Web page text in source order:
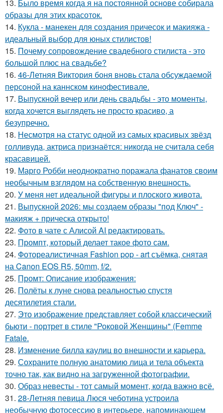
13. Было время когда я на постоянной основе собирала
образы для этих красоток.
14. Кукла - манекен для создания причесок и макияжа -
идеальный выбор для юных стилистов!
15. Почему сопровождение свадебного стилиста - это
большой плюс на свадьбе?
16. 46-Летняя Виктория боня вновь стала обсуждаемой
персоной на каннском кинофестивале.
17. Выпускной вечер или день свадьбы - это моменты,
когда хочется выглядеть не просто красиво, а
безупречно.
18. Несмотря на статус одной из самых красивых звёзд
голливуда, актриса признаётся: никогда не считала себя
красавицей.
19. Марго Робби неоднократно поражала фанатов своим
необычным взглядом на собственную внешность.
20. У меня нет идеальной фигуры и плоского живота.
21. Выпускной 2026: мы создаем образы "под Ключ" -
макияж + прическа открыто!
22. Фото в чате с Алисой AI редактировать.
23. Промпт, который делает такое фото сам.
24. Фотореалистичная Fashion pop - art съёмка, снятая
на Canon EOS R5, 50mm, f/2.
25. Промт: Описание изображения:
26. Полёты к луне снова реальностью спустя
десятилетия стали.
27. Это изображение представляет собой классический
бьюти - портрет в стиле "Роковой Женщины" (Femme
Fatale.
28. Изменение билла каулиц во внешности и карьера.
29. Сохраните полную анатомию лица и тела объекта
точно так, как видно на загруженной фотографии.
30. Образ невесты - тот самый момент, когда важно всё.
31. 28-Летняя певица Люся чеботина устроила
необычную фотосессию в интерьере, напоминающем